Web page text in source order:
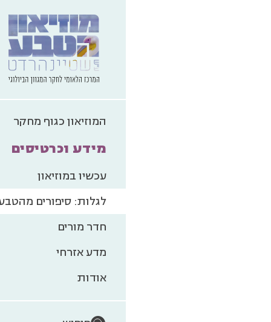
המוזיאון כגוף מחקר
מידע וכרטיסים
עכשיו במוזיאון
לגלות: סיפורים
חדר מורים
מדע אזרחי
אודות